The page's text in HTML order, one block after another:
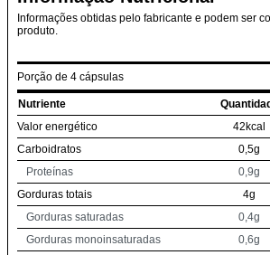
Informações obtidas pelo fabricante e podem ser
produto.
Porção de 4 cápsulas
Nutriente
Valor energético
42kcal
Carboidratos
0,5g
Proteínas
0,9g
Gorduras totais
4g
Gorduras saturadas
0,4g
Gorduras monoinsaturadas
0,6g